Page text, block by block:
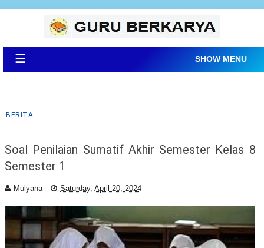
☰ SHOW MENU
BERITA
Soal Penilaian Sumatif Akhir Semester Kelas 8
Semester 1
Mulyana Saturday, April 20, 2024